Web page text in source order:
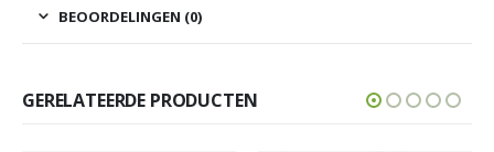
BEOORDELINGEN (0)
GERELATEERDE PRODUCTEN